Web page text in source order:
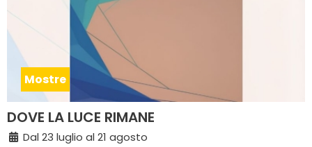
Mostre
DOVE LA LUCE RIMANE
Dal 23 luglio al 21 agosto